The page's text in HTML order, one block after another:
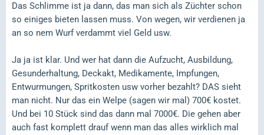
Das Schlimme ist ja dann, das man sich als Züchter schon
so einiges bieten lassen muss. Von wegen, wir verdienen ja
an so nem Wurf verdammt viel Geld usw.
Ja ja ist klar. Und wer hat dann die Aufzucht, Ausbildung,
Gesunderhaltung, Deckakt, Medikamente, Impfungen,
Entwurmungen, Spritkosten usw vorher bezahlt? DAS sieht
man nicht. Nur das ein Welpe (sagen wir mal) 700€ kostet.
Und bei 10 Stück sind das dann mal 7000€. Die gehen aber
auch fast komplett drauf wenn man das alles wirklich mal